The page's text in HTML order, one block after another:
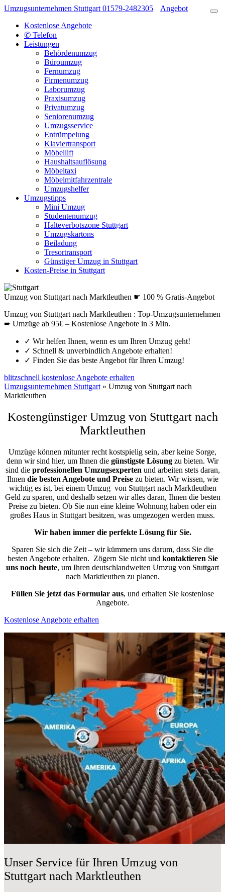
Umzugsunternehmen Stuttgart 01579-2482305
Angebot
Kostenlose Angebote
✆ Telefon
Leistungen
Behördenumzug
Büroumzug
Fernumzug
Firmenumzug
Laborumzug
Praxisumzug
Privatumzug
Seniorenumzug
Umzugsservice
Entrümpelung
Klaviertransport
Möbellift
Haushaltsauflösung
Möbeltaxi
Möbelmitfahrzentrale
Umzugshelfer
Umzugstipps
Mini Umzug
Studentenumzug
Halteverbotszone Stuttgart
Umzugskartons
Beiladung
Tresortransport
Günstiger Umzug in Stuttgart
Kosten-Preise in Stuttgart
Umzug von Stuttgart nach Marktleuthen ☛ 100 % Gratis-Angebot
Umzug von Stuttgart nach Marktleuthen : Top-Umzugsunternehmen
➨ Umzüge ab 95€ – Kostenlose Angebote in 3 Min.
✓ Wir helfen Ihnen, wenn es um Ihren Umzug geht!
✓ Schnell & unverbindlich Angebote erhalten!
✓ Finden Sie das beste Angebot für Ihren Umzug!
blitzschnell kostenlose Angebote erhalten
Umzugsunternehmen Stuttgart » Umzug von Stuttgart nach
Marktleuthen
Kostengünstiger Umzug von Stuttgart nach
Marktleuthen
Umzüge können mitunter recht kostspielig sein, aber keine Sorge,
denn wir sind hier, um Ihnen die günstigste Lösung zu bieten. Wir
sind die professionellen Umzugsexperten und arbeiten stets daran,
Ihnen die besten Angebote und Preisezu bieten. Wir wissen, wie
wichtig es ist, bei einem Umzug von Stuttgart nach Marktleuthen
Geld zu sparen, und deshalb setzen wir alles daran, Ihnen die besten
Preise zu bieten. Ob Sie nun eine kleine Wohnung haben oder ein
großes Haus in Stuttgart besitzen, was umgezogen werden muss.
Wir haben immer die perfekte Lösung für Sie.
Sparen Sie sich die Zeit – wir kümmern uns darum, dass Sie die
besten Angebote erhalten. Zögern Sie nicht und kontaktieren Sie
uns noch heute, um Ihren deutschlandweiten Umzug von Stuttgart
nach Marktleuthen zu planen.
Füllen Sie jetzt das Formular aus, und erhalten Sie kostenlose
Angebote.
Kostenlose Angebote erhalten
Unser Service für Ihren Umzug von
Stuttgart nach Marktleuthen